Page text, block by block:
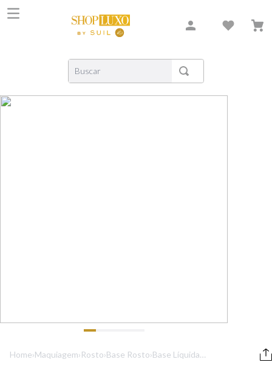
Buscar
Home›Maquiagem›Rosto›Base Rosto›Base Líquida